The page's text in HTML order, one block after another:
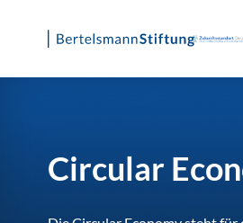
Skip
Circular